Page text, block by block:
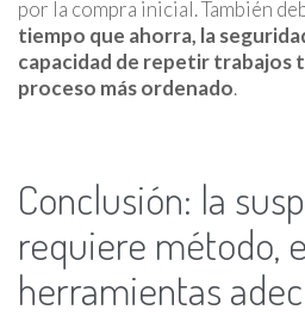
por la compra inicial. También
tiempo que ahorra, la
capacidad de repetir trabajos
proceso más ordenado.
Conclusión: la
requiere método,
herramientas